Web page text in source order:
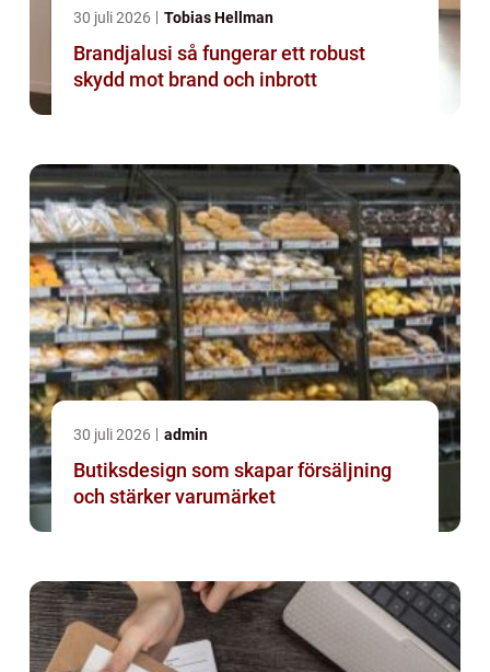
30 juli 2026 Tobias Hellman
Brandjalusi så fungerar ett robust
skydd mot brand och inbrott
30 juli 2026 admin
Butiksdesign som skapar försäljning
och stärker varumärket